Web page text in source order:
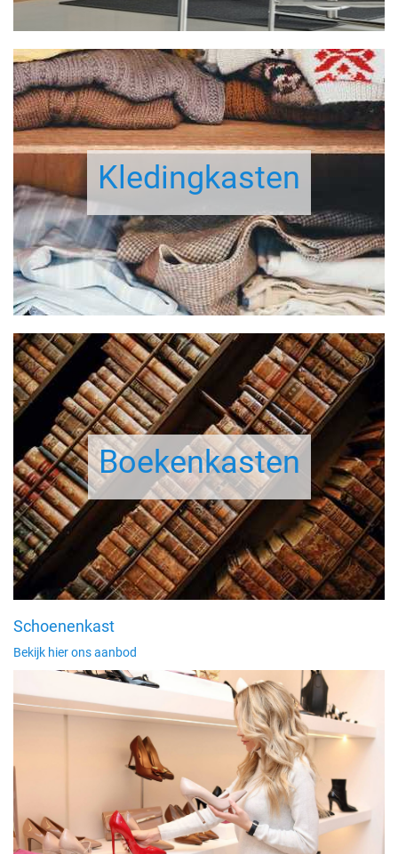
Kledingkasten
Boekenkasten
Schoenenkast
Bekijk hier ons aanbod